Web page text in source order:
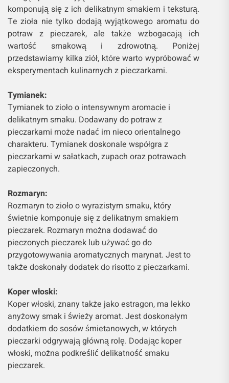
komponują się z ich delikatnym smakiem i teksturą.
Te zioła nie tylko dodają wyjątkowego aromatu do
potraw z pieczarek, ale także wzbogacają ich
wartość smakową i zdrowotną. Poniżej
przedstawiamy kilka ziół, które warto wypróbować w
eksperymentach kulinarnych z pieczarkami.
Tymianek:
Tymianek to zioło o intensywnym aromacie i
delikatnym smaku. Dodawany do potraw z
pieczarkami może nadać im nieco orientalnego
charakteru. Tymianek doskonale współgra z
pieczarkami w sałatkach, zupach oraz potrawach
zapieczonych.
Rozmaryn:
Rozmaryn to zioło o wyrazistym smaku, który
świetnie komponuje się z delikatnym smakiem
pieczarek. Rozmaryn można dodawać do
pieczonych pieczarek lub używać go do
przygotowywania aromatycznych marynat. Jest to
także doskonały dodatek do risotto z pieczarkami.
Koper włoski:
Koper włoski, znany także jako estragon, ma lekko
anyżowy smak i świeży aromat. Jest doskonałym
dodatkiem do sosów śmietanowych, w których
pieczarki odgrywają główną rolę. Dodając koper
włoski, można podkreślić delikatność smaku
pieczarek.